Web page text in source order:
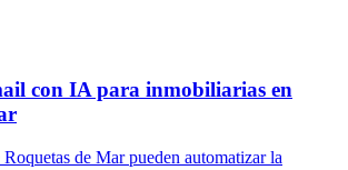
con IA para inmobiliarias en
de Mar pueden automatizar la